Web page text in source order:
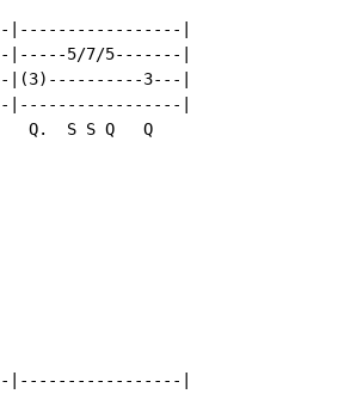
|-----------------|
5/7/5-------|
3---|
|
Q.  S S Q   Q
|